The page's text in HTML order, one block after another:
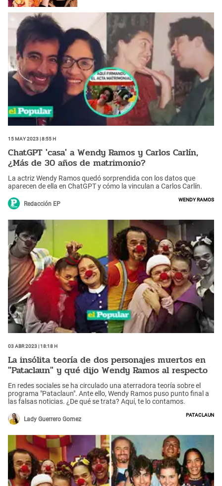
15 May 2023 | 8:55 h
ChatGPT 'casa' a Wendy Ramos y Carlos Carlín,
¿Más de 30 años de matrimonio?
La actriz Wendy Ramos quedó sorprendida con los datos que
aparecen de ella en ChatGPT y cómo la vinculan a Carlos Carlín.
Redacción EP
Wendy Ramos
03 Abr 2023 | 18:18 h
La insólita teoría de dos personajes muertos en
"Pataclaun" y qué dijo Wendy Ramos al respecto
En redes sociales se ha circulado una aterradora teoría sobre el
programa "Pataclaun". Ante ello, Wendy Ramos puso punto final a
las falsas noticias. ¿De qué se trata? Aquí, te lo contamos.
Lady Guerrero Gomez
Pataclaun